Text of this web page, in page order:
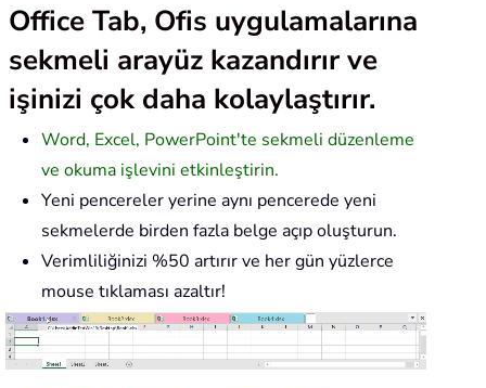
Office Tab, Ofis uygulamalarına
sekmeli arayüz kazandırır ve
işinizi çok daha kolaylaştırır.
Word, Excel, PowerPoint'te sekmeli düzenleme
ve okuma işlevini etkinleştirin.
Yeni pencereler yerine aynı pencerede yeni
sekmelerde birden fazla belge açıp oluşturun.
Verimliliğinizi %50 artırır ve her gün yüzlerce
mouse tıklaması azaltır!